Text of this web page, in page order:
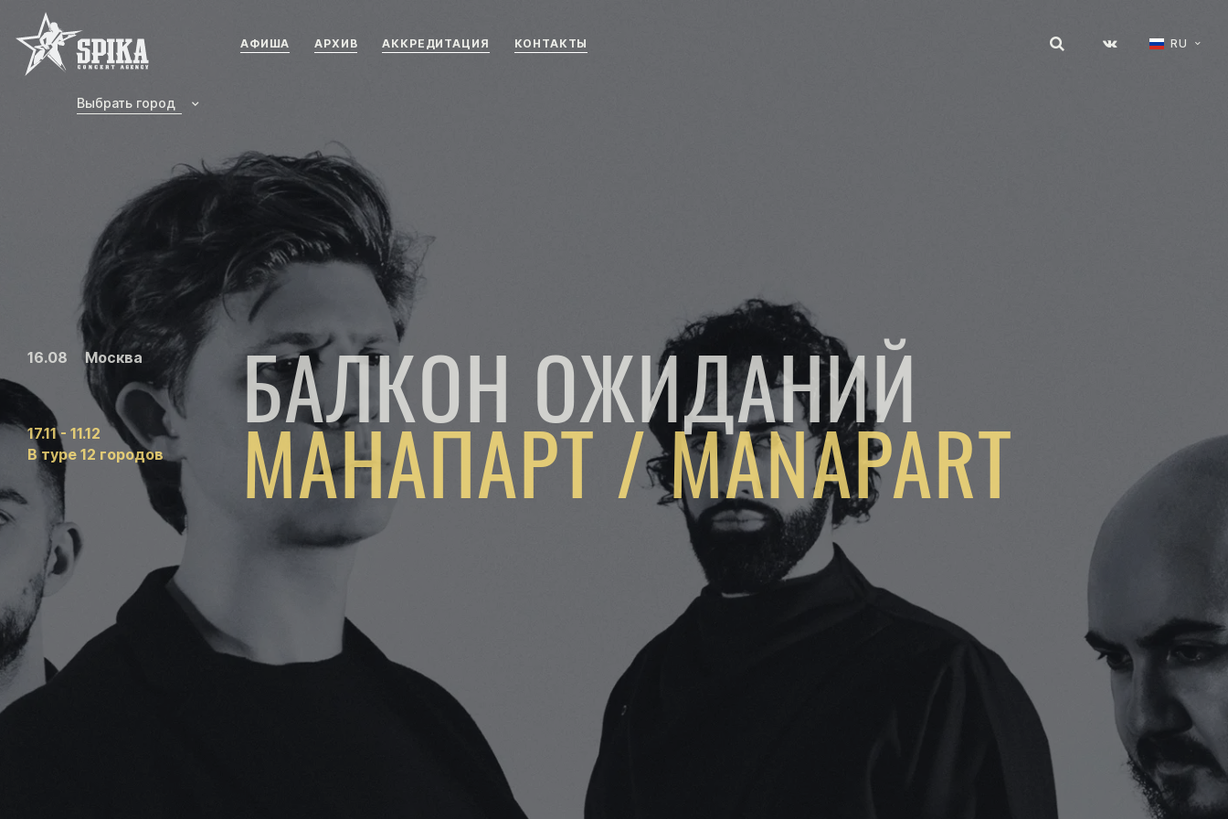
АФИША АРХИВ АККРЕДИТАЦИЯ КОНТАКТЫ RU
Выбрать город
16.08 Москва БАЛКОН ОЖИДАНИЙ
17.11 - 11.12
В туре 12 городов
МАНАПАРТ / MANAPART